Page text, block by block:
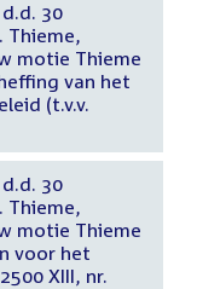
30
Thieme,
motie Thieme
van het
(t.v.v.
30
Thieme,
motie Thieme
voor het
XIII, nr.